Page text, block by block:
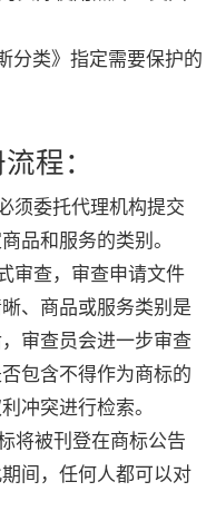
分类》指定需要保护的
程：
须委托代理机构提交
品和服务的类别。
审查，审查申请文件
、商品或服务类别是
审查员会进一步审查
包含不得作为商标的
冲突进行检索。
将被刊登在商标公告
间，任何人都可以对